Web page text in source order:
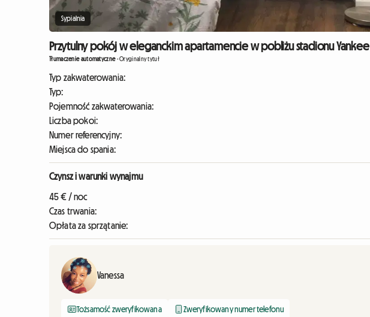
Sypialnia
Przytulny pokój w eleganckim apartamencie w pobliżu stadionu Yankee
Tłumaczenie automatyczne-Oryginalny tytuł
Typ zakwaterowania:
Typ:
Pojemność zakwaterowania:
Liczba pokoi:
Numer referencyjny:
Miejsca do spania:
Czynsz i warunki wynajmu
45 € / noc
Czas trwania:
Opłata za sprzątanie:
Vanessa
Tożsamość zweryfikowana Zweryfikowany numer telefonu